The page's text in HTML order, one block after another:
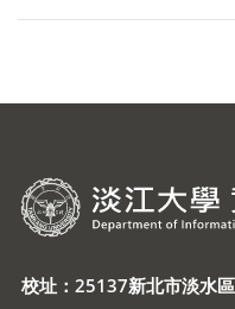
校址：25137新北市淡水